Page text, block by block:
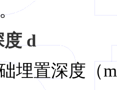
d
埋置深度（